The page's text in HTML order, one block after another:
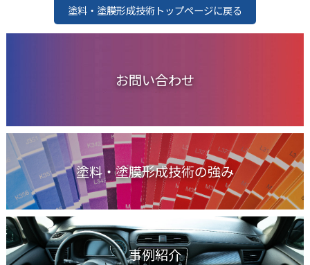
塗料・塗膜形成技術トップページに戻る
お問い合わせ
塗料・塗膜形成技術の強み
事例紹介